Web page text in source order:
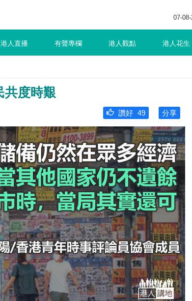
07-
港人直播 有聲專欄 港人觀點 港人花生
共度時艱
分享
讚好 49